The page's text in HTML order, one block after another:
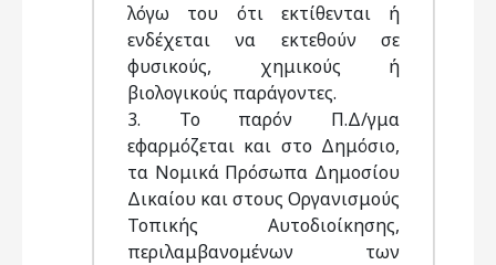
λόγω του ότι εκτίθενται ή
ενδέχεται να εκτεθούν σε
φυσικούς, χημικούς ή
βιολογικούς παράγοντες.
3. Το παρόν Π.Δ/γμα
εφαρμόζεται και στο Δημόσιο,
τα Νομικά Πρόσωπα Δημοσίου
Δικαίου και στους Οργανισμούς
Τοπικής Αυτοδιοίκησης,
περιλαμβανομένων των